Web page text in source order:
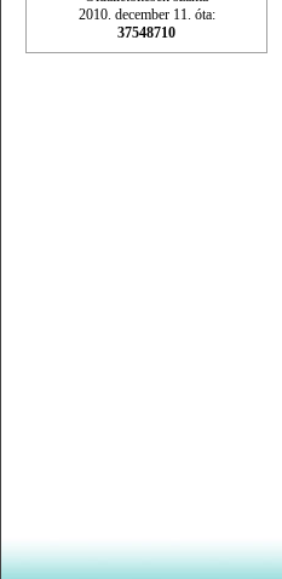
2010. december 11. óta:
37548710